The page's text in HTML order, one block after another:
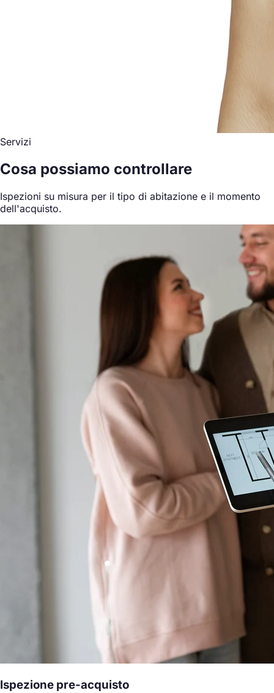
Servizi
Cosa possiamo controllare
Ispezioni su misura per il tipo di abitazione e il momento
dell'acquisto.
Ispezione pre-acquisto